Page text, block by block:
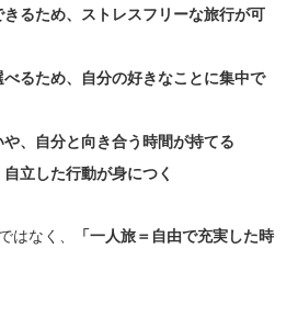
るため、ストレスフリーな旅行が可
るため、自分の好きなことに集中で
、自分と向き合う時間が持てる
立した行動が身につく
ではなく、
「一人旅＝自由で充実した時